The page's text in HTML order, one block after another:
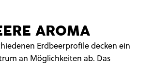
AROMA
Erdbeerprofile decken ein
an Möglichkeiten ab. Das